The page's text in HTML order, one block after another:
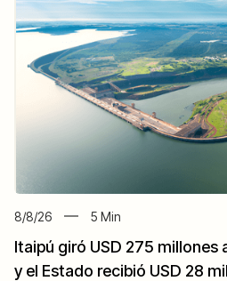
8/8/26 5 Min
Itaipú giró USD 275 millones
y el Estado recibió USD 28